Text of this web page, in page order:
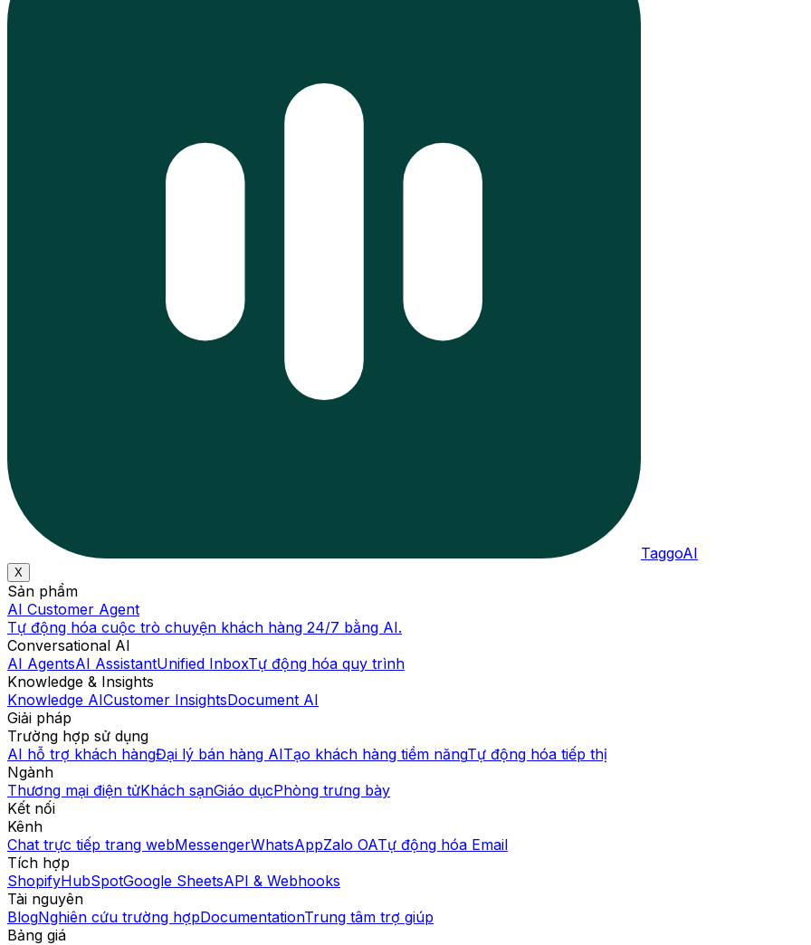
TaggoAI
X
Sản phẩm
AI Customer Agent
Tự động hóa cuộc trò chuyện khách hàng 24/7 bằng AI.
Conversational AI
AI AgentsAI AssistantUnified InboxTự động hóa quy trình
Knowledge & Insights
Knowledge AICustomer InsightsDocument AI
Giải pháp
Trường hợp sử dụng
AI hỗ trợ khách hàngĐại lý bán hàng AITạo khách hàng tiềm năngTự động hóa tiếp thị
Ngành
Thương mại điện tửKhách sạnGiáo dụcPhòng trưng bày
Kết nối
Kênh
Chat trực tiếp trang webMessengerWhatsAppZalo OATự động hóa Email
Tích hợp
ShopifyHubSpotGoogle SheetsAPI & Webhooks
Tài nguyên
BlogNghiên cứu trường hợpDocumentationTrung tâm trợ giúp
Bảng giá